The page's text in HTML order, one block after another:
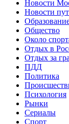
Новости
Новости
Общество
Около
Отдых в
Отдых за
ПДД
Политика
Психология
Рынки
Сериалы
Спорт